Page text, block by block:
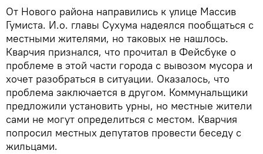
От Нового района направились к улице Массив
Гумиста. И.о. главы Сухума надеялся пообщаться с
местными жителями, но таковых не нашлось.
Кварчия признался, что прочитал в Фейсбуке о
проблеме в этой части города с вывозом мусора и
хочет разобраться в ситуации. Оказалось, что
проблема заключается в другом. Коммунальщики
предложили установить урны, но местные жители
сами не могут определиться с местом. Кварчия
попросил местных депутатов провести беседу с
жильцами.